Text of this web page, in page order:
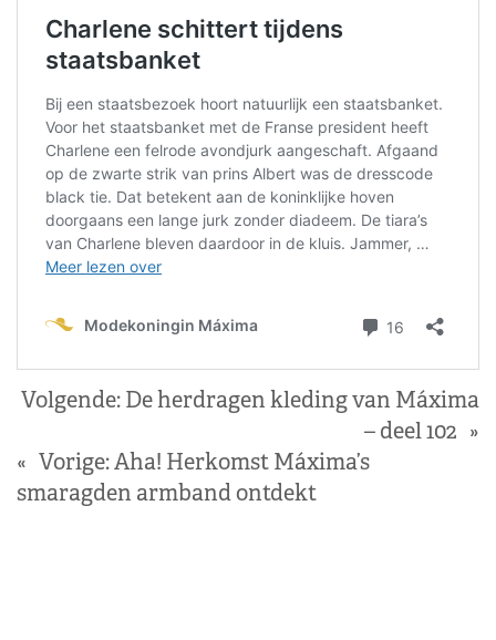
Volgende: De herdragen kleding van Máxima
– deel 102 »
« Vorige:Aha! Herkomst Máxima’s
smaragden armband ontdekt